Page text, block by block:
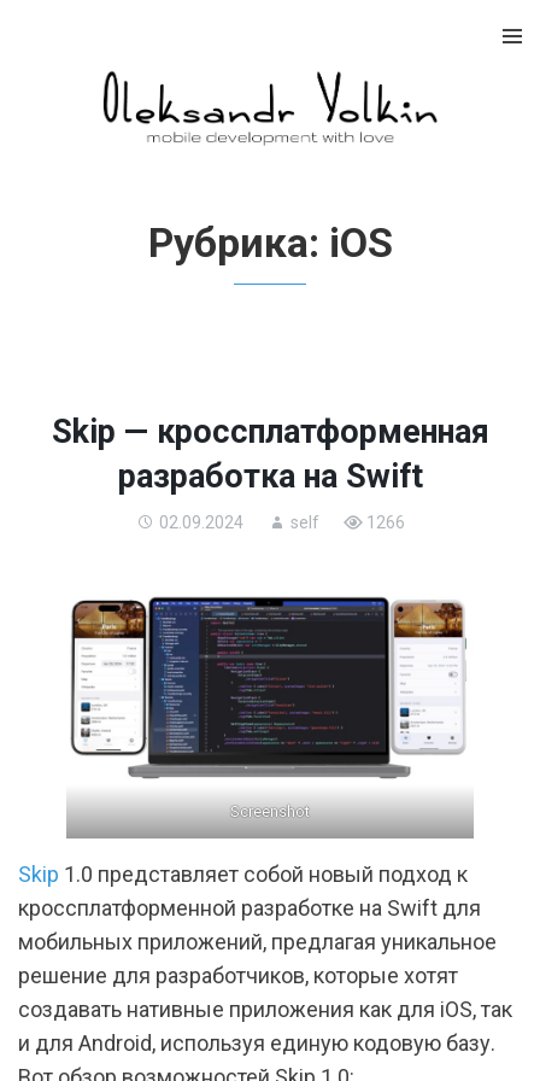
Рубрика: iOS
Skip — кроссплатформенная
разработка на Swift
02.09.2024 self 1266
Screenshot
Skip 1.0 представляет собой новый подход к
кроссплатформенной разработке на Swift для
мобильных приложений, предлагая уникальное
решение для разработчиков, которые хотят
создавать нативные приложения как для iOS, так
и для Android, используя единую кодовую базу.